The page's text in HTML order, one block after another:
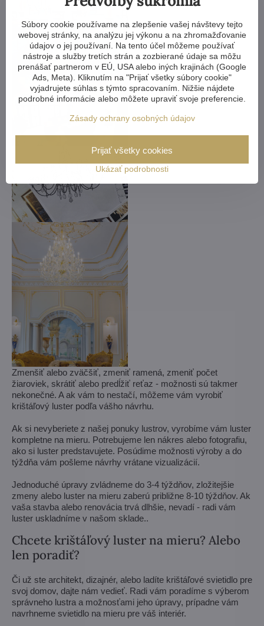
Zmenšiť alebo zväčšiť, zmeniť ramená, zmeniť počet
žiaroviek, skrátiť alebo predĺžiť reťaz - možnosti sú takmer
nekonečné. A ak vám to nestačí, môžeme vám vyrobiť
krištáľový luster podľa vášho návrhu.
Ak si nevyberiete z našej ponuky lustrov, vyrobíme vám luster
kompletne na mieru. Potrebujeme len nákres alebo fotografiu,
ako si luster predstavujete. Posúdime možnosti výroby a do
týždňa vám pošleme návrhy vrátane vizualizácií.
Jednoduché úpravy zvládneme do 3-4 týždňov, zložitejšie
zmeny alebo luster na mieru zaberú približne 8-10 týždňov. Ak
vaša stavba alebo renovácia trvá dlhšie, nevadí - radi vám
luster uskladníme v našom sklade..
Chcete krištáľový luster na mieru? Alebo
len poradiť?
Či už ste architekt, dizajnér, alebo ladíte krištáľové svietidlo pre
svoj domov, dajte nám vedieť. Radi vám poradíme s výberom
správneho lustra a možnosťami jeho úpravy, prípadne vám
navrhneme svietidlo na mieru pre váš interiér.
Súbory cookie používame na zlepšenie vašej návštevy tejto
webovej stránky, na analýzu jej výkonu a na zhromažďovanie
údajov o jej používaní. Na tento účel môžeme používať
nástroje a služby tretích strán a zozbierané údaje sa môžu
prenášať partnerom v EÚ, USA alebo iných krajinách (Google
Ads, Meta). Kliknutím na "Prijať všetky súbory cookie"
vyjadrujete súhlas s týmto spracovaním. Nižšie nájdete
podrobné informácie alebo môžete upraviť svoje preferencie.
Zásady ochrany osobných údajov
Ukázať podrobnosti
Prijať všetky cookies